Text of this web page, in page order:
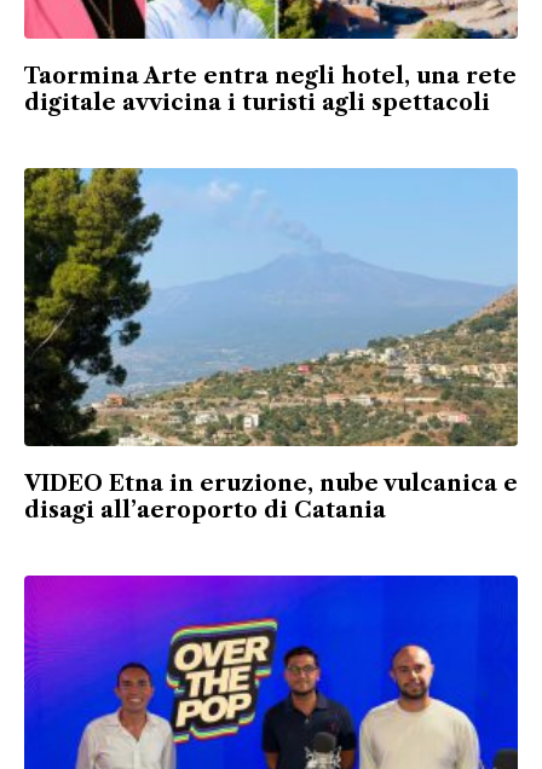
Taormina Arte entra negli hotel, una rete
digitale avvicina i turisti agli spettacoli
VIDEO Etna in eruzione, nube vulcanica e
disagi all’aeroporto di Catania